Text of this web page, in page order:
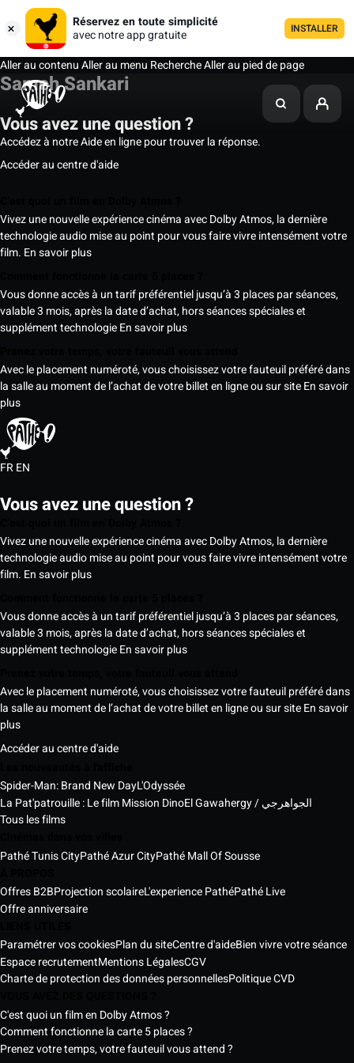
Réservez en toute simplicité
avec notre app gratuite
INSTALLER
Aller au contenuAller au menu RechercheAller au pied de page
Sameh Sankari
Vous avez une question ?
Accédez à notre Aide en ligne pour trouver la réponse.
Accéder au centre d'aide
Vivez une nouvelle expérience cinéma avec Dolby Atmos, la dernière
technologie audio mise au point pour vous faire vivre intensément votre
film. En savoir plus
Vous donne accès à un tarif préférentiel jusqu’à 3 places par séances,
valable 3 mois, après la date d’achat, hors séances spéciales et
supplément technologieEn savoir plus
Avec le placement numéroté, vous choisissez votre fauteuil préféré dans
la salle au moment de l’achat de votre billet en ligne ou sur siteEn savoir
plus
FREN
Vous avez une question ?
Vivez une nouvelle expérience cinéma avec Dolby Atmos, la dernière
technologie audio mise au point pour vous faire vivre intensément votre
film. En savoir plus
Vous donne accès à un tarif préférentiel jusqu’à 3 places par séances,
valable 3 mois, après la date d’achat, hors séances spéciales et
supplément technologieEn savoir plus
Avec le placement numéroté, vous choisissez votre fauteuil préféré dans
la salle au moment de l’achat de votre billet en ligne ou sur siteEn savoir
plus
Accéder au centre d'aide
Spider-Man: Brand New DayL'Odyssée
La Pat'patrouille : Le film Mission Dino
El Gawahergy / الجواهرجي
Tous les films
Pathé Tunis CityPathé Azur CityPathé Mall Of Sousse
Offres B2BProjection scolaireL'experience PathéPathé Live
Offre anniversaire
Paramétrer vos cookiesPlan du siteCentre d'aideBien vivre votre séance
Espace recrutementMentions LégalesCGV
Charte de protection des données personnellesPolitique CVD
C'est quoi un film en Dolby Atmos ?
Comment fonctionne la carte 5 places ?
Prenez votre temps, votre fauteuil vous attend ?